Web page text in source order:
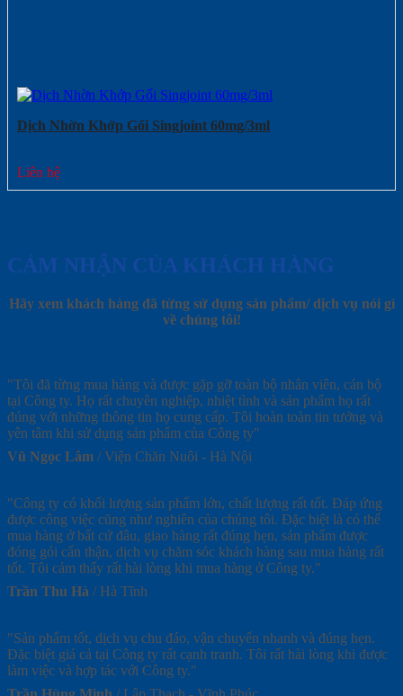
Dịch Nhờn Khớp Gối Singjoint 60mg/3ml
Liên hệ
CẢM NHẬN CỦA KHÁCH HÀNG
Hãy xem khách hàng đã từng sử dụng sản phẩm/ dịch vụ nói gì
về chúng tôi!
"Tôi đã từng mua hàng và được gặp gỡ toàn bộ nhân viên, cán bộ
tại Công ty. Họ rất chuyên nghiệp, nhiệt tình và sản phẩm họ rất
đúng với những thông tin họ cung cấp. Tôi hoàn toàn tin tưởng và
yên tâm khi sử dụng sản phẩm của Công ty"
Vũ Ngọc Lâm / Viện Chăn Nuôi - Hà Nội
"Công ty có khối lượng sản phẩm lớn, chất lượng rất tốt. Đáp ứng
được công việc cũng như nghiên của chúng tôi. Đặc biệt là có thể
mua hàng ở bất cứ đâu, giao hàng rất đúng hẹn, sản phẩm được
đóng gói cẩn thận, dịch vụ chăm sóc khách hàng sau mua hàng rất
tốt. Tôi cảm thấy rất hài lòng khi mua hàng ở Công ty."
Trần Thu Hà / Hà Tĩnh
"Sản phẩm tốt, dịch vụ chu đáo, vận chuyển nhanh và đúng hẹn.
Đặc biệt giá cả tại Công ty rất cạnh tranh. Tôi rất hài lòng khi được
làm việc và hợp tác với Công ty."